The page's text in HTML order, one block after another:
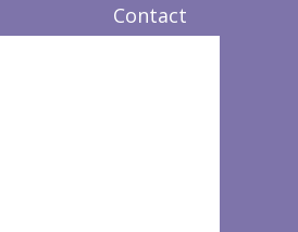
Contact